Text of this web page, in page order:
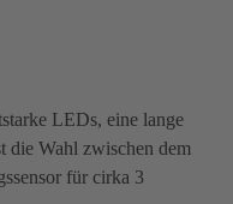
LEDs, eine lange
die Wahl zwischen dem
für cirka 3